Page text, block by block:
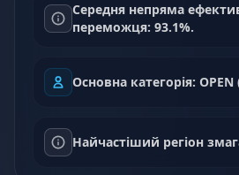
Середня непряма
переможця: 93.1%.
Основна категорія:
Найчастіший регіон